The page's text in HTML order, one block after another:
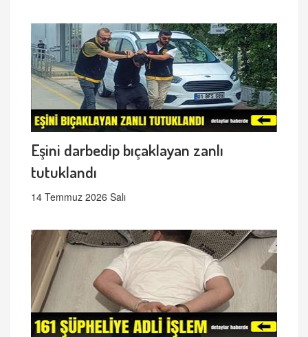
Eşini darbedip bıçaklayan zanlı
tutuklandı
14 Temmuz 2026 Salı